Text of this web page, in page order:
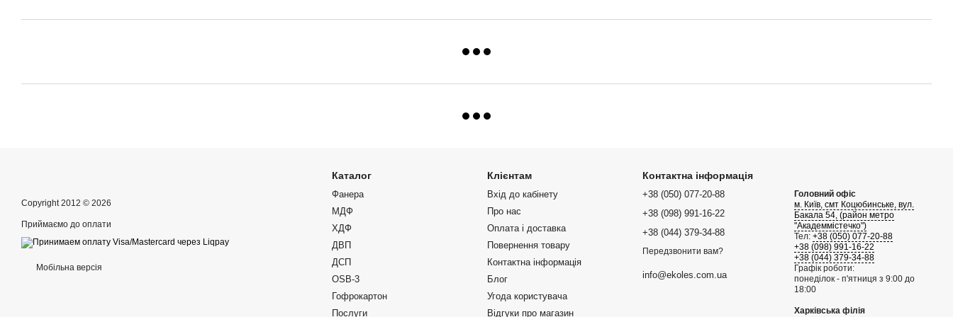
Copyright 2012 © 2026
Приймаємо до оплати
Мобільна версія
Каталог
Фанера
МДФ
ХДФ
ДВП
ДСП
OSB-3
Гофрокартон
Послуги
Клієнтам
Вхід до кабінету
Про нас
Оплата і доставка
Повернення товару
Контактна інформація
Блог
Угода користувача
Відгуки про магазин
Контактна інформація
+38 (050) 077-20-88
+38 (098) 991-16-22
+38 (044) 379-34-88
Передзвонити вам?
info@ekoles.com.ua
Головний офіс
м. Київ, смт Коцюбинське, вул.
Бакала 54, (район метро
"Академмістечко")
Тел: +38 (050) 077-20-88
+38 (098) 991-16-22
+38 (044) 379-34-88
Графік роботи:
понеділок - п'ятниця з 9:00 до
18:00
Харківська філія